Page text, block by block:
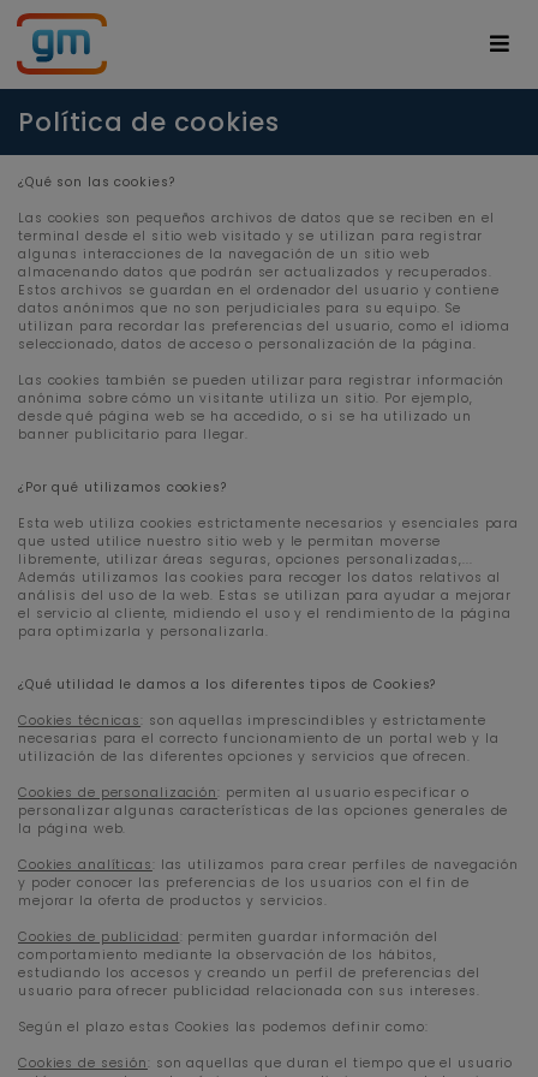
Política de cookies
¿Qué son las cookies?
Las cookies son pequeños archivos de datos que se reciben en el
terminal desde el sitio web visitado y se utilizan para registrar
algunas interacciones de la navegación de un sitio web
almacenando datos que podrán ser actualizados y recuperados.
Estos archivos se guardan en el ordenador del usuario y contiene
datos anónimos que no son perjudiciales para su equipo. Se
utilizan para recordar las preferencias del usuario, como el idioma
seleccionado, datos de acceso o personalización de la página.
Las cookies también se pueden utilizar para registrar información
anónima sobre cómo un visitante utiliza un sitio. Por ejemplo,
desde qué página web se ha accedido, o si se ha utilizado un
banner publicitario para llegar.
¿Por qué utilizamos cookies?
Esta web utiliza cookies estrictamente necesarios y esenciales para
que usted utilice nuestro sitio web y le permitan moverse
libremente, utilizar áreas seguras, opciones personalizadas,...
Además utilizamos las cookies para recoger los datos relativos al
análisis del uso de la web. Estas se utilizan para ayudar a mejorar
el servicio al cliente, midiendo el uso y el rendimiento de la página
para optimizarla y personalizarla.
¿Qué utilidad le damos a los diferentes tipos de Cookies?
Cookies técnicas: son aquellas imprescindibles y estrictamente
necesarias para el correcto funcionamiento de un portal web y la
utilización de las diferentes opciones y servicios que ofrecen.
Cookies de personalización: permiten al usuario especificar o
personalizar algunas características de las opciones generales de
la página web.
Cookies analíticas: las utilizamos para crear perfiles de navegación
y poder conocer las preferencias de los usuarios con el fin de
mejorar la oferta de productos y servicios.
Cookies de publicidad: permiten guardar información del
comportamiento mediante la observación de los hábitos,
estudiando los accesos y creando un perfil de preferencias del
usuario para ofrecer publicidad relacionada con sus intereses.
Según el plazo estas Cookies las podemos definir como:
Cookies de sesión: son aquellas que duran el tiempo que el usuario